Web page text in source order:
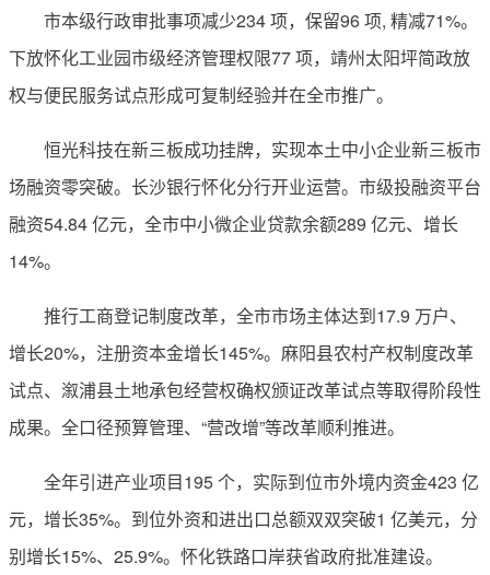
市本级行政审批事项减少234 项，保留96 项, 精减71%。
下放怀化工业园市级经济管理权限77 项，靖州太阳坪简政放
权与便民服务试点形成可复制经验并在全市推广。
恒光科技在新三板成功挂牌，实现本土中小企业新三板市
场融资零突破。长沙银行怀化分行开业运营。市级投融资平台
融资54.84 亿元，全市中小微企业贷款余额289 亿元、增长
14%。
推行工商登记制度改革，全市市场主体达到17.9 万户、
增长20%，注册资本金增长145%。麻阳县农村产权制度改革
试点、溆浦县土地承包经营权确权颁证改革试点等取得阶段性
成果。全口径预算管理、“营改增”等改革顺利推进。
全年引进产业项目195 个，实际到位市外境内资金423 亿
元，增长35%。到位外资和进出口总额双双突破1 亿美元，分
别增长15%、25.9%。怀化铁路口岸获省政府批准建设。